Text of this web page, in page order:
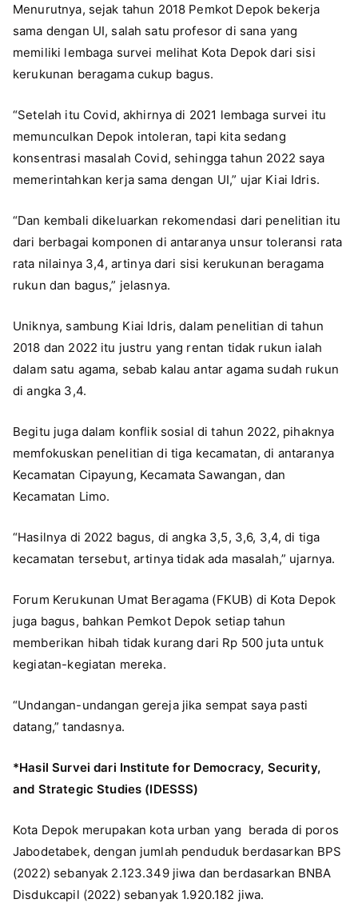
Menurutnya, sejak tahun 2018 Pemkot Depok bekerja
sama dengan UI, salah satu profesor di sana yang
memiliki lembaga survei melihat Kota Depok dari sisi
kerukunan beragama cukup bagus.
“Setelah itu Covid, akhirnya di 2021 lembaga survei itu
memunculkan Depok intoleran, tapi kita sedang
konsentrasi masalah Covid, sehingga tahun 2022 saya
memerintahkan kerja sama dengan UI,” ujar Kiai Idris.
“Dan kembali dikeluarkan rekomendasi dari penelitian itu
dari berbagai komponen di antaranya unsur toleransi rata
rata nilainya 3,4, artinya dari sisi kerukunan beragama
rukun dan bagus,” jelasnya.
Uniknya, sambung Kiai Idris, dalam penelitian di tahun
2018 dan 2022 itu justru yang rentan tidak rukun ialah
dalam satu agama, sebab kalau antar agama sudah rukun
di angka 3,4.
Begitu juga dalam konflik sosial di tahun 2022, pihaknya
memfokuskan penelitian di tiga kecamatan, di antaranya
Kecamatan Cipayung, Kecamata Sawangan, dan
Kecamatan Limo.
“Hasilnya di 2022 bagus, di angka 3,5, 3,6, 3,4, di tiga
kecamatan tersebut, artinya tidak ada masalah,” ujarnya.
Forum Kerukunan Umat Beragama (FKUB) di Kota Depok
juga bagus, bahkan Pemkot Depok setiap tahun
memberikan hibah tidak kurang dari Rp 500 juta untuk
kegiatan-kegiatan mereka.
“Undangan-undangan gereja jika sempat saya pasti
datang,” tandasnya.
*Hasil Survei dari Institute for Democracy, Security,
and Strategic Studies (IDESSS)
Kota Depok merupakan kota urban yang berada di poros
Jabodetabek, dengan jumlah penduduk berdasarkan BPS
(2022) sebanyak 2.123.349 jiwa dan berdasarkan BNBA
Disdukcapil (2022) sebanyak 1.920.182 jiwa.